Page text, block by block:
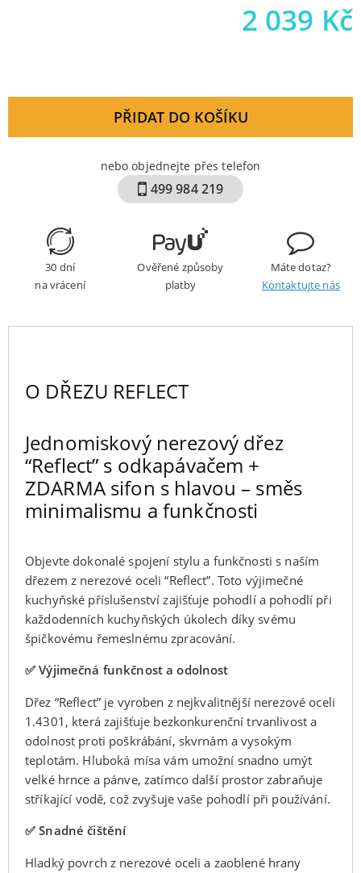
2 039 Kč
PŘIDAT DO KOŠÍKU
nebo objednejte přes telefon
499 984 219
30 dní
na vrácení
Ověřené způsoby
platby
Máte dotaz?
Kontaktujte nás
O DŘEZU REFLECT
Jednomiskový nerezový dřez
“Reflect” s odkapávačem +
ZDARMA sifon s hlavou – směs
minimalismu a funkčnosti
Objevte dokonalé spojení stylu a funkčnosti s naším
dřezem z nerezové oceli “Reflect”. Toto výjimečné
kuchyňské příslušenství zajišťuje pohodlí a pohodlí při
každodenních kuchyňských úkolech díky svému
špičkovému řemeslnému zpracování.
✅ Výjimečná funkčnost a odolnost
Dřez “Reflect” je vyroben z nejkvalitnější nerezové oceli
1.4301, která zajišťuje bezkonkurenční trvanlivost a
odolnost proti poškrábání, skvrnám a vysokým
teplotám. Hluboká mísa vám umožní snadno umýt
velké hrnce a pánve, zatímco další prostor zabraňuje
stříkající vodě, což zvyšuje vaše pohodlí při používání.
✅ Snadné čištění
Hladký povrch z nerezové oceli a zaoblené hrany